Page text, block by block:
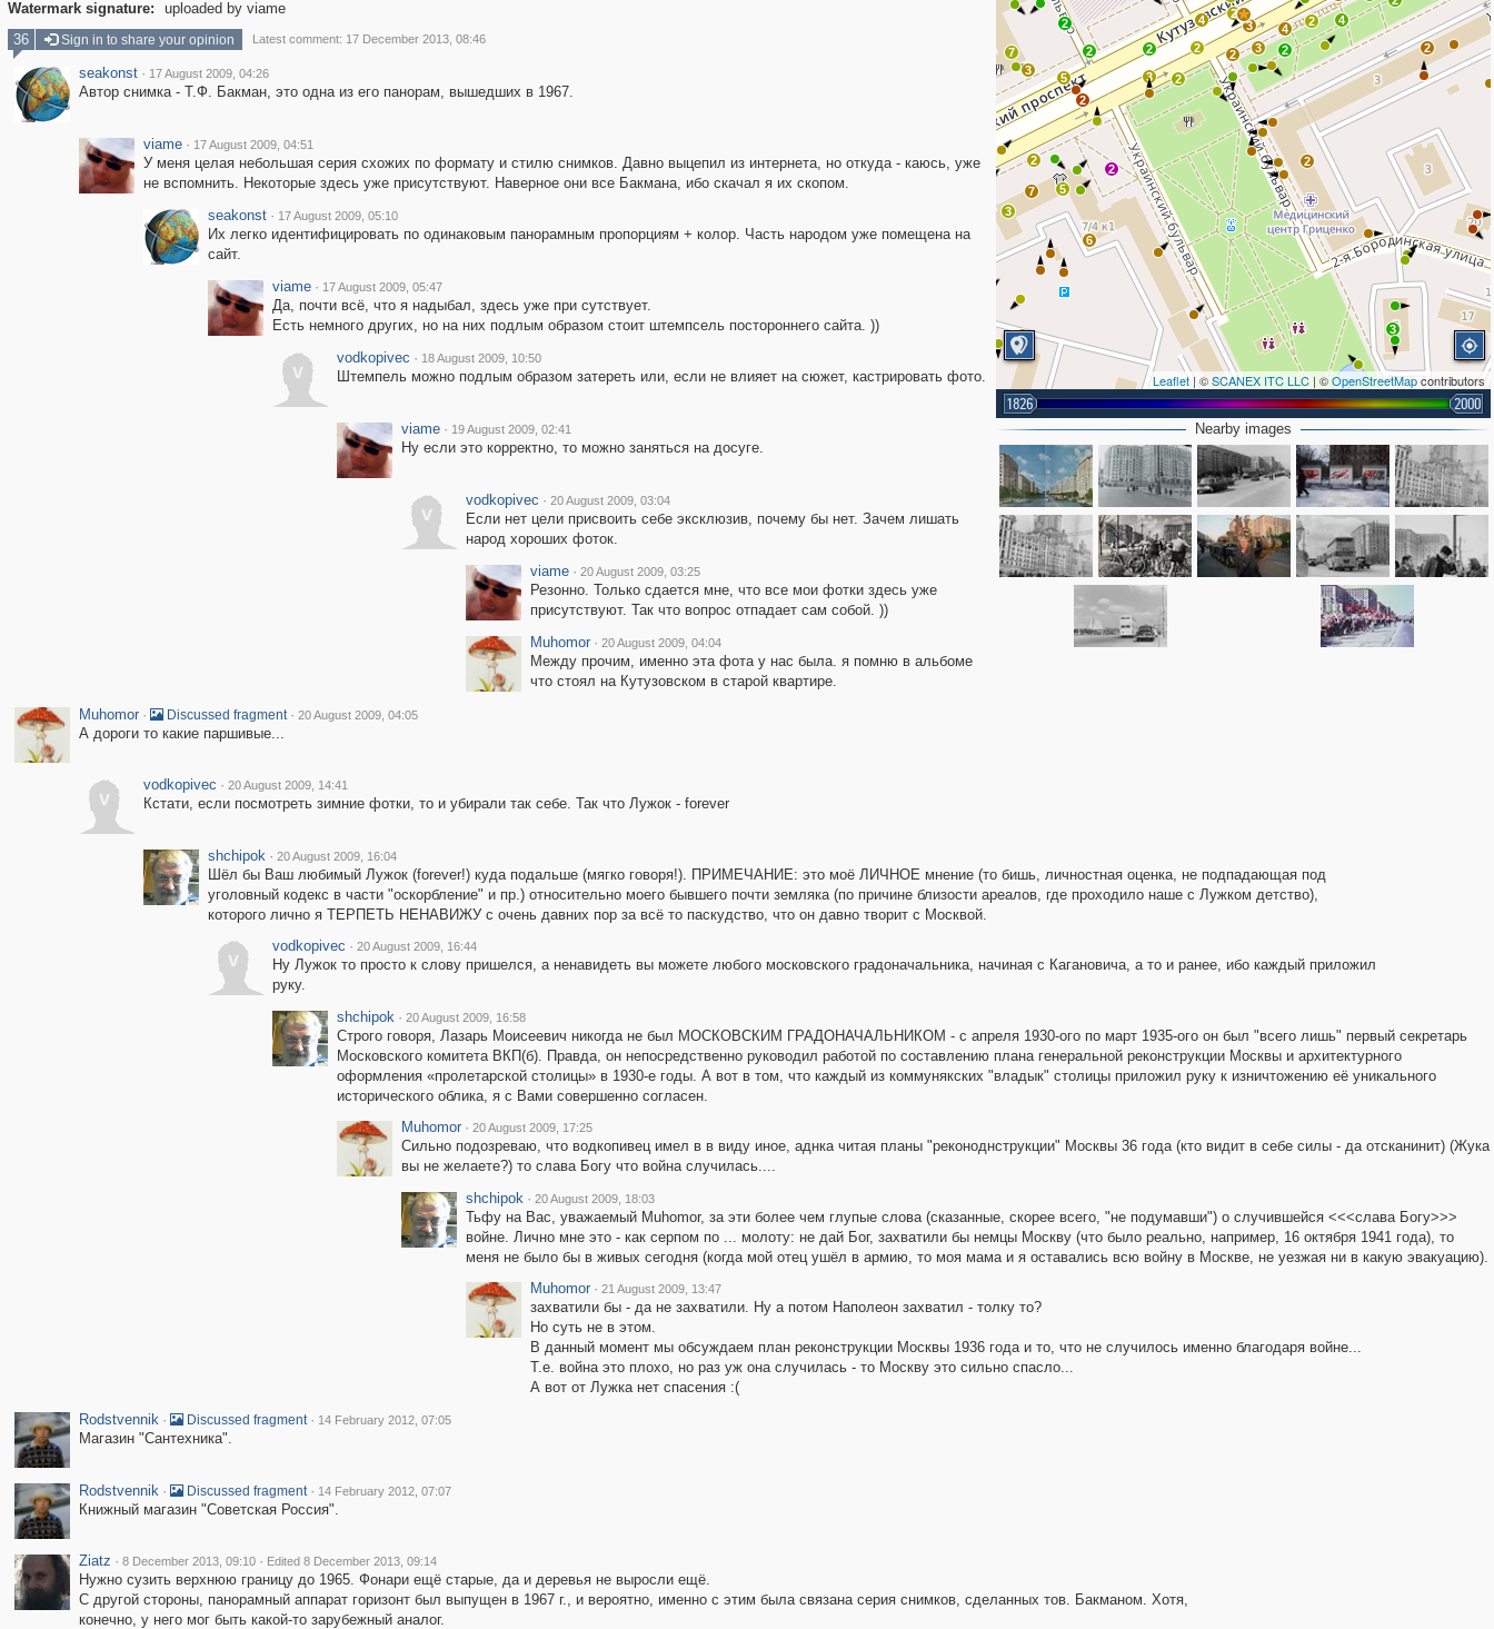
Watermark signature:
uploaded by viame
2
2
2 4
2
2
2
2
4
2
3
3
4
2
2
3
2
5
2
7
3
2
2
3
7
2
5
6
2 2
3
2
Leaflet | ©SCANEX ITC LLC | ©OpenStreetMapcontributors
1826 2000
Nearby images
36 Sign in to share your opinion Latest comment: 17 December 2013, 08:46
seakonst · 17 August 2009, 04:26
Автор снимка - Т.Ф. Бакман, это одна из его панорам, вышедших в 1967.
viame · 17 August 2009, 04:51
У меня целая небольшая серия схожих по формату и стилю снимков. Давно выцепил из интернета, но откуда - каюсь, уже
не вспомнить. Некоторые здесь уже присутствуют. Наверное они все Бакмана, ибо скачал я их скопом.
seakonst · 17 August 2009, 05:10
Их легко идентифицировать по одинаковым панорамным пропорциям + колор. Часть народом уже помещена на
сайт.
viame · 17 August 2009, 05:47
Да, почти всё, что я надыбал, здесь уже при сутствует.
Есть немного других, но на них подлым образом стоит штемпсель постороннего сайта. ))
v
vodkopivec · 18 August 2009, 10:50
Штемпель можно подлым образом затереть или, если не влияет на сюжет, кастрировать фото.
viame · 19 August 2009, 02:41
Ну если это корректно, то можно заняться на досуге.
v
vodkopivec · 20 August 2009, 03:04
Если нет цели присвоить себе эксклюзив, почему бы нет. Зачем лишать
народ хороших фоток.
viame · 20 August 2009, 03:25
Резонно. Только сдается мне, что все мои фотки здесь уже
присутствуют. Так что вопрос отпадает сам собой. ))
Muhomor · 20 August 2009, 04:04
Между прочим, именно эта фота у нас была. я помню в альбоме
что стоял на Кутузовском в старой квартире.
Muhomor · Discussed fragment · 20 August 2009, 04:05
А дороги то какие паршивые...
v
vodkopivec · 20 August 2009, 14:41
Кстати, если посмотреть зимние фотки, то и убирали так себе. Так что Лужок - forever
shchipok · 20 August 2009, 16:04
Шёл бы Ваш любимый Лужок (forever!) куда подальше (мягко говоря!). ПРИМЕЧАНИЕ: это моё ЛИЧНОЕ мнение (то бишь, личностная оценка, не подпадающая под
уголовный кодекс в части "оскорбление" и пр.) относительно моего бывшего почти земляка (по причине близости ареалов, где проходило наше с Лужком детство),
которого лично я ТЕРПЕТЬ НЕНАВИЖУ с очень давних пор за всё то паскудство, что он давно творит с Москвой.
v
vodkopivec · 20 August 2009, 16:44
Ну Лужок то просто к слову пришелся, а ненавидеть вы можете любого московского градоначальника, начиная с Кагановича, а то и ранее, ибо каждый приложил
руку.
shchipok · 20 August 2009, 16:58
Строго говоря, Лазарь Моисеевич никогда не был МОСКОВСКИМ ГРАДОНАЧАЛЬНИКОМ - с апреля 1930-ого по март 1935-ого он был "всего лишь" первый секретарь
Московского комитета ВКП(б). Правда, он непосредственно руководил работой по составлению плана генеральной реконструкции Москвы и архитектурного
оформления «пролетарской столицы» в 1930-е годы. А вот в том, что каждый из коммунякских "владык" столицы приложил руку к изничтожению её уникального
исторического облика, я с Вами совершенно согласен.
Muhomor · 20 August 2009, 17:25
Сильно подозреваю, что водкопивец имел в в виду иное, аднка читая планы "реконоднструкции" Москвы 36 года (кто видит в себе силы - да отсканинит) (Жука
вы не желаете?) то слава Богу что война случилась....
shchipok · 20 August 2009, 18:03
Тьфу на Вас, уважаемый Muhomor, за эти более чем глупые слова (сказанные, скорее всего, "не подумавши") о случившейся <<<слава Богу>>>
войне. Лично мне это - как серпом по ... молоту: не дай Бог, захватили бы немцы Москву (что было реально, например, 16 октября 1941 года), то
меня не было бы в живых сегодня (когда мой отец ушёл в армию, то моя мама и я оставались всю войну в Москве, не уезжая ни в какую эвакуацию).
Muhomor · 21 August 2009, 13:47
захватили бы - да не захватили. Ну а потом Наполеон захватил - толку то?
Но суть не в этом.
В данный момент мы обсуждаем план реконструкции Москвы 1936 года и то, что не случилось именно благодаря войне...
Т.е. война это плохо, но раз уж она случилась - то Москву это сильно спасло...
А вот от Лужка нет спасения :(
Rodstvennik · Discussed fragment · 14 February 2012, 07:05
Магазин "Сантехника".
Rodstvennik · Discussed fragment · 14 February 2012, 07:07
Книжный магазин "Советская Россия".
Ziatz · 8 December 2013, 09:10 · Edited 8 December 2013, 09:14
Нужно сузить верхнюю границу до 1965. Фонари ещё старые, да и деревья не выросли ещё.
С другой стороны, панорамный аппарат горизонт был выпущен в 1967 г., и вероятно, именно с этим была связана серия снимков, сделанных тов. Бакманом. Хотя,
конечно, у него мог быть какой-то зарубежный аналог.